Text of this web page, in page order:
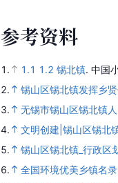
参考资料
1. 1.1 1.2 锡北镇. 中国
2.
锡山区锡北镇发挥乡
3.
无锡市锡山区锡北镇
4.
文明创建|锡山区锡北
5.
锡山区锡北镇_行政
6.
全国环境优美乡镇名录